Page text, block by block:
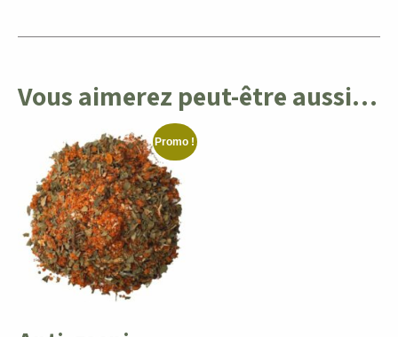
Vous aimerez peut-être aussi…
Promo !